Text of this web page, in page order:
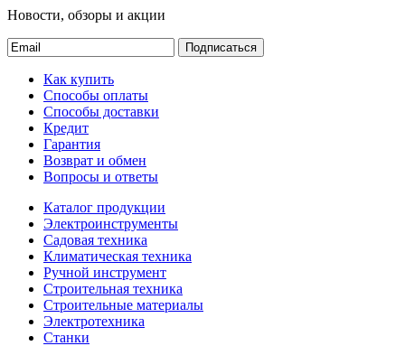
Новости, обзоры и акции
Подписаться
Как купить
Способы оплаты
Способы доставки
Кредит
Гарантия
Возврат и обмен
Вопросы и ответы
Каталог продукции
Электроинструменты
Садовая техника
Климатическая техника
Ручной инструмент
Строительная техника
Строительные материалы
Электротехника
Станки